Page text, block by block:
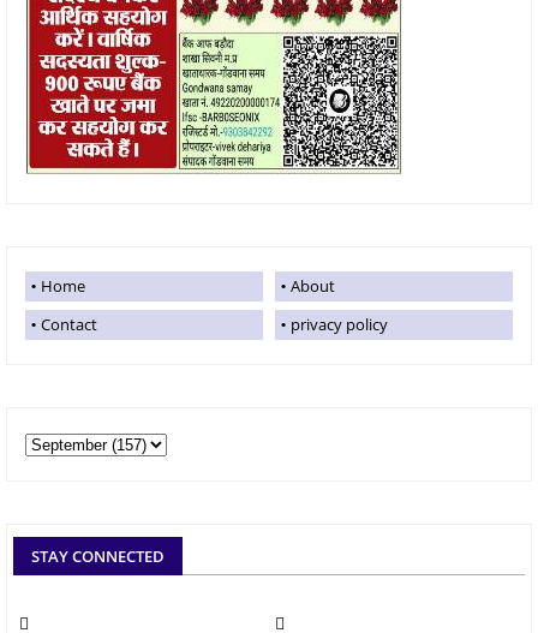
Home
About
Contact
privacy policy
STAY CONNECTED